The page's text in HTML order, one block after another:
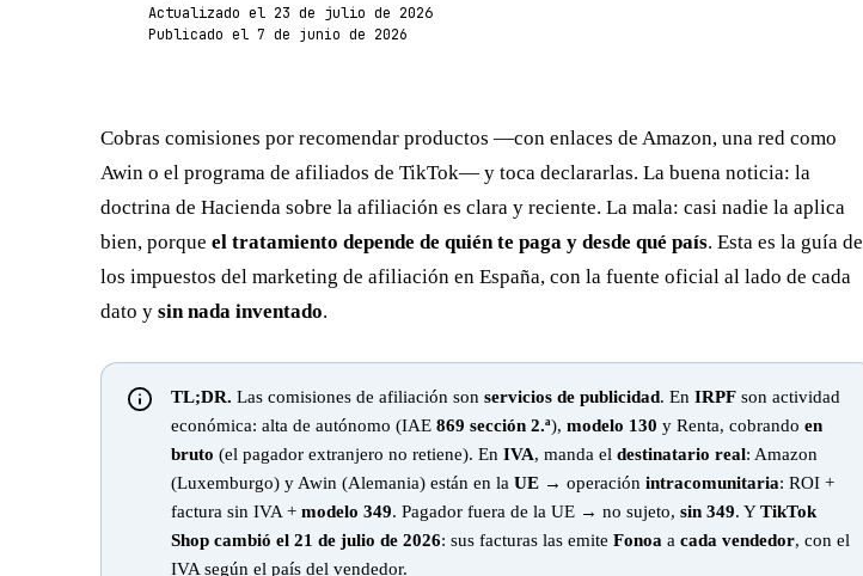
Actualizado el 23 de julio de 2026
Publicado el 7 de junio de 2026
Cobras comisiones por recomendar productos —con enlaces de Amazon, una red como
Awin o el programa de afiliados de TikTok— y toca declararlas. La buena noticia: la
doctrina de Hacienda sobre la afiliación es clara y reciente. La mala: casi nadie la aplica
bien, porque el tratamiento depende de quién te paga y desde qué país. Esta es la guía de
los impuestos del marketing de afiliación en España, con la fuente oficial al lado de cada
dato y sin nada inventado.
TL;DR. Las comisiones de afiliación son servicios de publicidad. En IRPF son actividad
económica: alta de autónomo (IAE 869 sección 2.ª), modelo 130 y Renta, cobrando en
bruto (el pagador extranjero no retiene). En IVA, manda el destinatario real: Amazon
(Luxemburgo) y Awin (Alemania) están en la UE → operación intracomunitaria: ROI +
factura sin IVA + modelo 349. Pagador fuera de la UE → no sujeto, sin 349. YTikTok
Shop cambió el 21 de julio de 2026: sus facturas las emite Fonoa a cada vendedor, con el
IVA según el país del vendedor.